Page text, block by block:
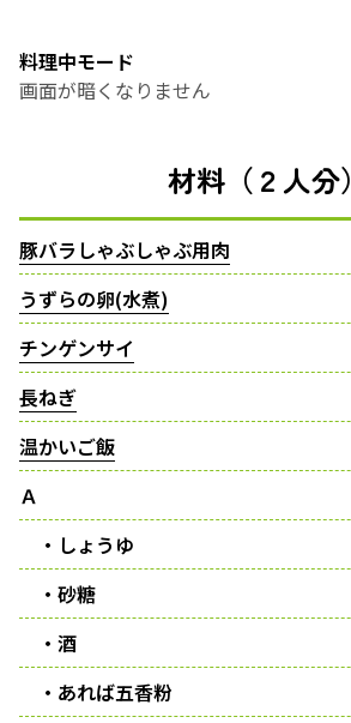
料理中モード
画面が暗くなりません
材料（２人分）
豚バラしゃぶしゃぶ用肉
うずらの卵(水煮)
チンゲンサイ
長ねぎ
温かいご飯
Ａ
・しょうゆ
・砂糖
・酒
・あれば五香粉